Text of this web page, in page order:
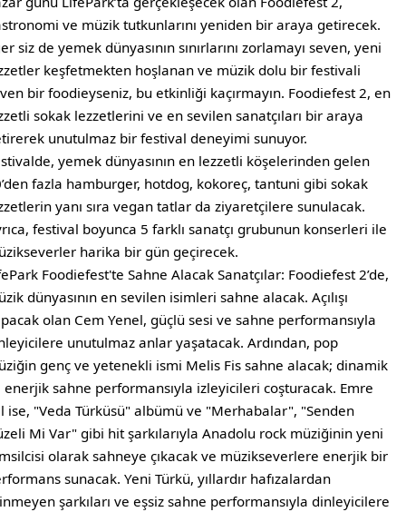
ve müzik tutkunlarını yeniden bir araya getirecek.
siz de yemek dünyasının sınırlarını zorlamayı seven, yeni
keşfetmekten hoşlanan ve müzik dolu bir festivali
bir foodieyseniz, bu etkinliği kaçırmayın. Foodiefest 2, en
sokak lezzetlerini ve en sevilen sanatçıları bir araya
unutulmaz bir festival deneyimi sunuyor.
yemek dünyasının en lezzetli köşelerinden gelen
fazla hamburger, hotdog, kokoreç, tantuni gibi sokak
yanı sıra vegan tatlar da ziyaretçilere sunulacak.
festival boyunca 5 farklı sanatçı grubunun konserleri ile
harika bir gün geçirecek.
Foodiefest'te Sahne Alacak Sanatçılar: Foodiefest 2’de,
dünyasının en sevilen isimleri sahne alacak. Açılışı
olan Cem Yenel, güçlü sesi ve sahne performansıyla
unutulmaz anlar yaşatacak. Ardından, pop
genç ve yetenekli ismi Melis Fis sahne alacak; dinamik
enerjik sahne performansıyla izleyicileri coşturacak. Emre
ise, "Veda Türküsü" albümü ve "Merhabalar", "Senden
Mi Var" gibi hit şarkılarıyla Anadolu rock müziğinin yeni
olarak sahneye çıkacak ve müzikseverlere enerjik bir
sunacak. Yeni Türkü, yıllardır hafızalardan
şarkıları ve eşsiz sahne performansıyla dinleyicilere